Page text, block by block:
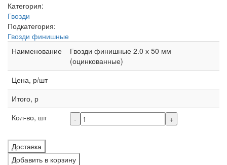
Категория:
Гвозди
Подкатегория:
Гвозди финишные
Наименование
Гвозди финишные 2.0 х 50 мм
(оцинкованные)
Цена, р/шт
Итого, р
Кол-во, шт
- +
Доставка
Добавить в корзину